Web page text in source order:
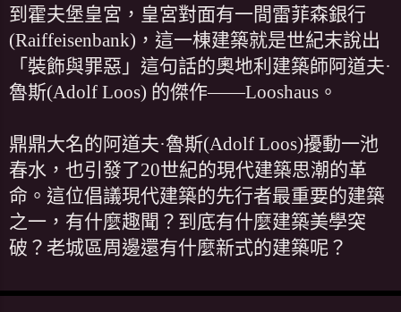
到霍夫堡皇宮，皇宮對面有一間雷菲森銀行
(Raiffeisenbank)，這一棟建築就是世紀末說出
「裝飾與罪惡」這句話的奧地利建築師阿道夫·
魯斯(Adolf Loos) 的傑作——Looshaus。
鼎鼎大名的阿道夫·魯斯(Adolf Loos)擾動一池
春水，也引發了20世紀的現代建築思潮的革
命。這位倡議現代建築的先行者最重要的建築
之一，有什麼趣聞？到底有什麼建築美學突
破？老城區周邊還有什麼新式的建築呢？